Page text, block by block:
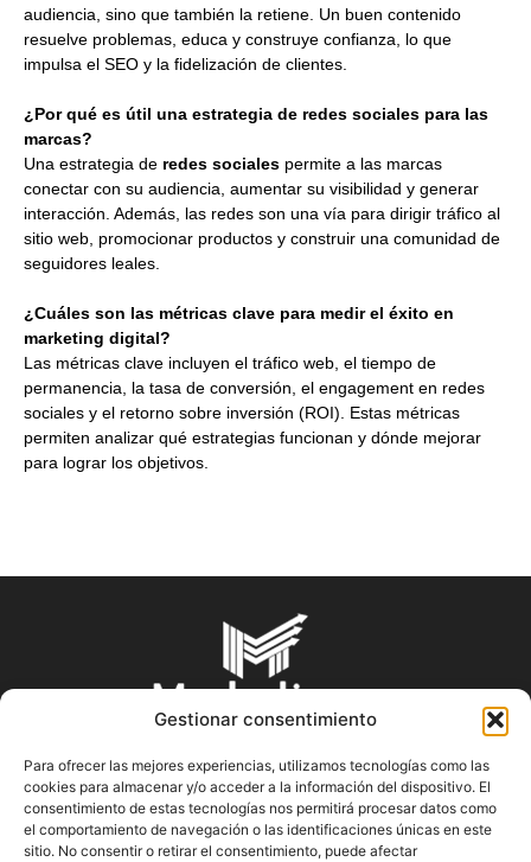
Gestionar consentimiento
Para ofrecer las mejores experiencias, utilizamos tecnologías como las
cookies para almacenar y/o acceder a la información del dispositivo. El
consentimiento de estas tecnologías nos permitirá procesar datos como
el comportamiento de navegación o las identificaciones únicas en este
sitio. No consentir o retirar el consentimiento, puede afectar
audiencia, sino que también la retiene. Un buen contenido
resuelve problemas, educa y construye confianza, lo que
impulsa el SEO y la fidelización de clientes.
¿Por qué es útil una estrategia de redes sociales para las
marcas?
Una estrategia de redes sociales permite a las marcas
conectar con su audiencia, aumentar su visibilidad y generar
interacción. Además, las redes son una vía para dirigir tráfico al
sitio web, promocionar productos y construir una comunidad de
seguidores leales.
¿Cuáles son las métricas clave para medir el éxito en
marketing digital?
Las métricas clave incluyen el tráfico web, el tiempo de
permanencia, la tasa de conversión, el engagement en redes
sociales y el retorno sobre inversión (ROI). Estas métricas
permiten analizar qué estrategias funcionan y dónde mejorar
para lograr los objetivos.
SOBRE NOSOTROS
En Marketin.es encontrarás la más actualizada y veraz